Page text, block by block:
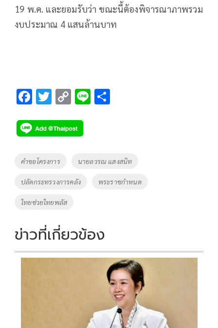
19 พ.ค. และยอมรับว่า ขณะนี้ต้องพิจารณาภาพรวม
งบประมาณ 4 แสนล้านบาท
F
e
b
o
k
T
tt
er
C
p
y
Li
n
k
Li
Tags
คำขอโครงการ นายลวรณ แสงสนิท
ปลัดกระทรวงการคลัง พระราชกำหนด
ไทยช่วยไทยพลัส
ข่าวที่เกี่ยวข้อง